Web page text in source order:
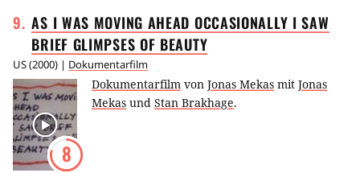
9. AS I WAS MOVING AHEAD OCCASIONALLY I SAW
BRIEF GLIMPSES OF BEAUTY
US(2000) | Dokumentarfilm
8
Dokumentarfilm von Jonas Mekas mit Jonas
Mekas und Stan Brakhage.